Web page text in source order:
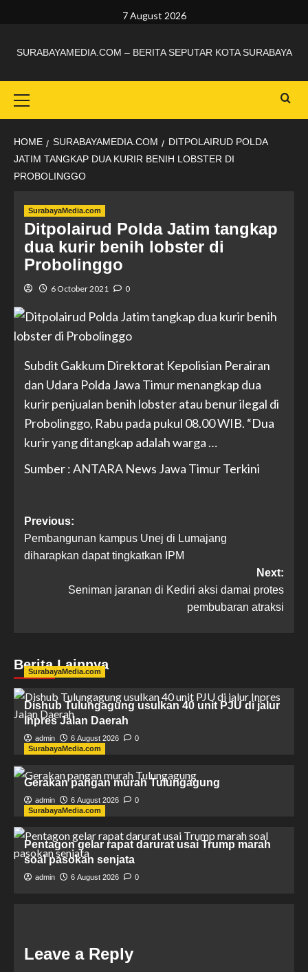
7 August 2026
SURABAYAMEDIA.COM – BERITA SEPUTAR KOTA SURABAYA
HOME SURABAYAMEDIA.COM
DITPOLAIRUD POLDA
JATIM TANGKAP DUA KURIR BENIH LOBSTER DI
PROBOLINGGO
SurabayaMedia.com
Ditpolairud Polda Jatim tangkap
dua kurir benih lobster di
Probolinggo
6 October 2021 0
Subdit Gakkum Direktorat Kepolisian Perairan
dan Udara Polda Jawa Timur menangkap dua
kurir penjualan benih lobster atau benur ilegal di
Probolinggo, Rabu pada pukul 08.00 WIB. “Dua
kurir yang ditangkap adalah warga …
Sumber : ANTARA News Jawa Timur Terkini
Previous:
Pembangunan kampus Unej di Lumajang
diharapkan dapat tingkatkan IPM
Next:
Seniman jaranan di Kediri aksi damai protes
pembubaran atraksi
Berita Lainnya
SurabayaMedia.com
Dishub Tulungagung usulkan 40 unit PJU di jalur
Inpres Jalan Daerah
admin 6 August 2026
0
SurabayaMedia.com
Gerakan pangan murah Tulungagung
admin 6 August 2026
0
SurabayaMedia.com
Pentagon gelar rapat darurat usai Trump marah
soal pasokan senjata
admin 6 August 2026 0
Leave a Reply